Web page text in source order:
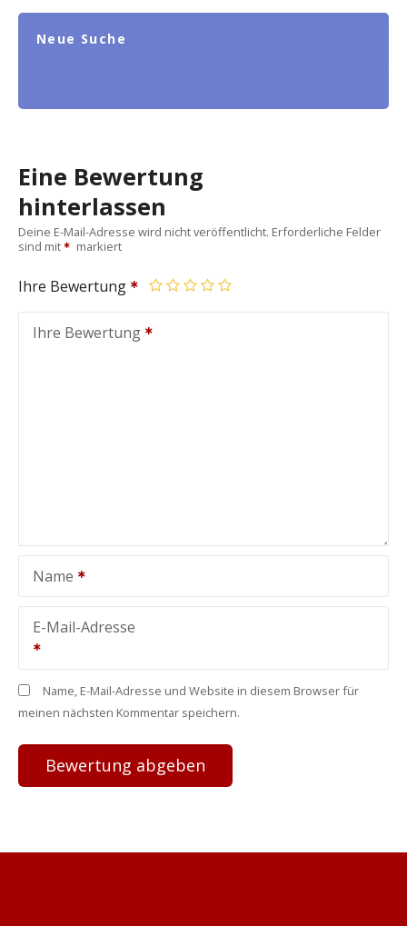
Neue Suche
Eine Bewertung
hinterlassen
Deine E-Mail-Adresse wird nicht veröffentlicht. Erforderliche Felder
sind mit
markiert
Ihre Bewertung
Ihre Bewertung
Name
E-Mail-Adresse
Name, E-Mail-Adresse und Website in diesem Browser für
meinen nächsten Kommentar speichern.